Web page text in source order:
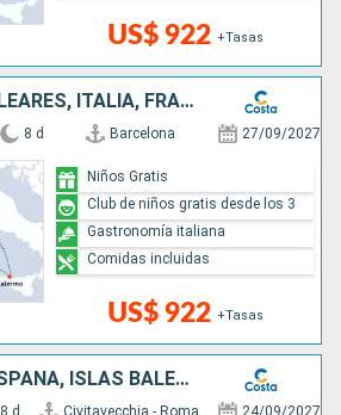
US$ 922 +Tasas
ESPAÑA, ISLAS BALEARES, ITALIA, FRANCIA
8 d Barcelona 27/09/2027
US$ 922 +Tasas
Niños Gratis
Club de niños gratis desde los 3
Gastronomía italiana
Comidas incluidas
ITALIA, FRANCIA, ESPAÑA, ISLAS BALEARES
8 d Civitavecchia - Roma 24/09/2027